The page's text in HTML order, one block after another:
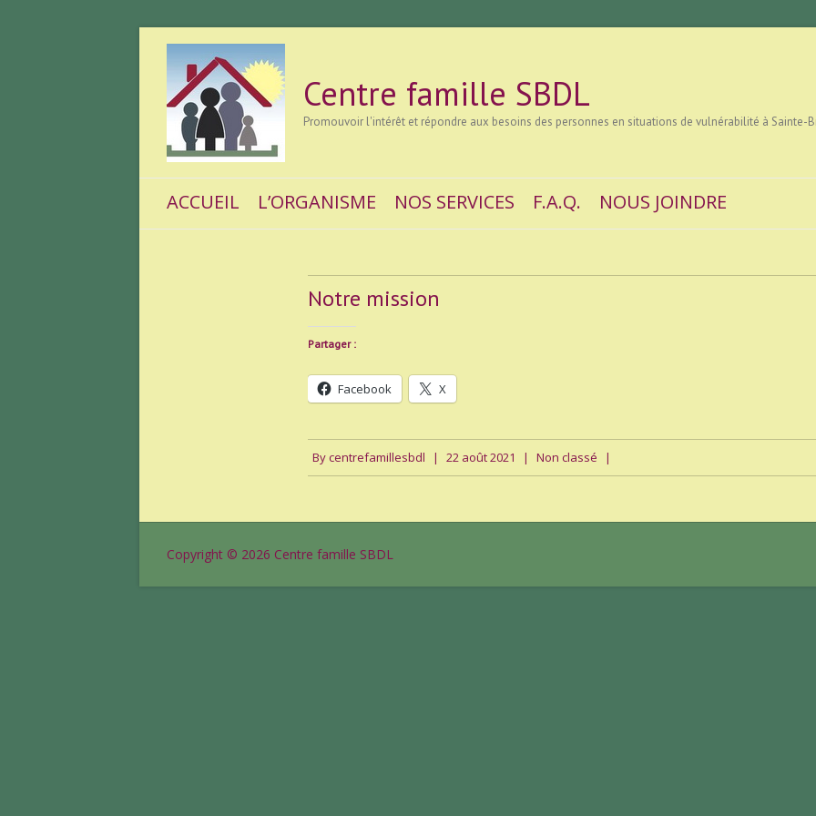
Centre famille SBDL
Promouvoir l'intérêt et répondre aux besoins des personnes en situations de vulnérabilité à Sainte-
ACCUEIL L’ORGANISME NOS SERVICES F.A.Q. NOUS JOINDRE
Notre mission
Partager :
Facebook X
Bycentrefamillesbdl | 22 août 2021 | Non classé |
Copyright © 2026 Centre famille SBDL